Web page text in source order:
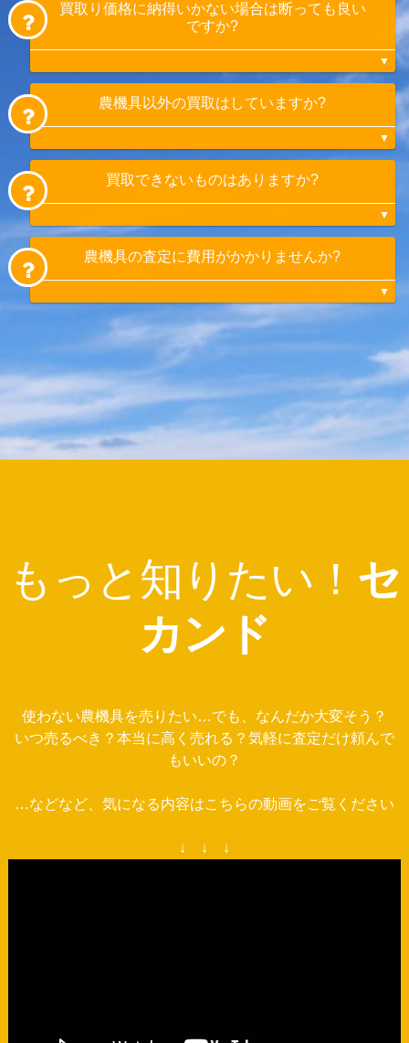
はい。始動できないトラクターも搬出作業を
行っています。
買取り価格に納得いかない場合は断っても良い
ですか?
大丈夫です。キャンセル料も発生致しませ
農機具以外の買取はしていますか?
農機具以外でも、重機、フォークリフト、ユ
買取できないものはありますか?
状態が悪いものや需要が少なく再販売が困難
ご相談ください。
農機具の査定に費用がかかりませんか?
無料で査定させていただきます。
もっと知りたい！ セ
カンド
使わない農機具を売りたい…でも、なんだか大変そう？
いつ売るべき？本当に高く売れる？気軽に査定だけ頼んで
もいいの？
…などなど、気になる内容はこちらの動画をご覧ください
↓ ↓ ↓